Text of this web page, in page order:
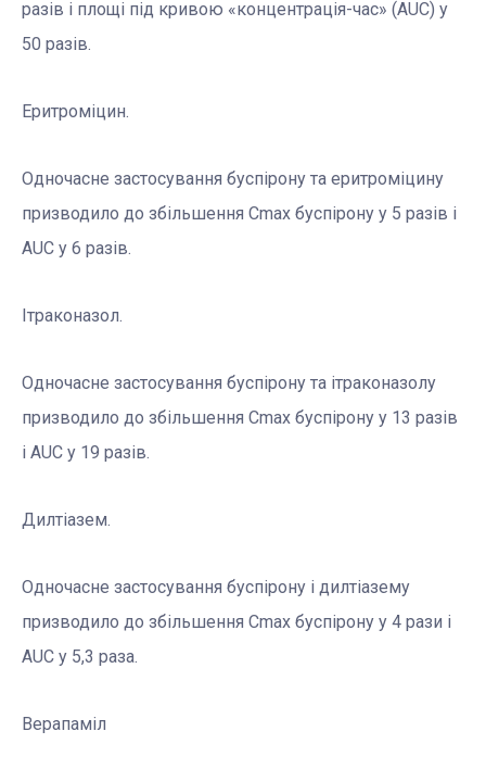
разів і площі під кривою «концентрація-час» (АUC) у
50 разів.
Еритроміцин.
Одночасне застосування буспірону та еритроміцину
призводило до збільшення Сmax буспірону у 5 разів і
АUC у 6 разів.
Ітраконазол.
Одночасне застосування буспірону та ітраконазолу
призводило до збільшення Сmax буспірону у 13 разів
і АUC у 19 разів.
Дилтіазем.
Одночасне застосування буспірону і дилтіазему
призводило до збільшення Сmax буспірону у 4 рази і
АUC у 5,3 раза.
Верапаміл